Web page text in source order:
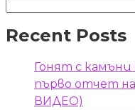
Recent Posts
Гонят с
първо отчет
ВИДЕО)